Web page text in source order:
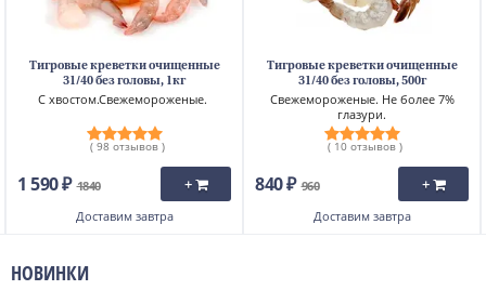
Тигровые креветки очищенные
31/40 без головы, 1кг
С хвостом.Свежемороженые.
( 98 отзывов )
1 590 ₽ 1840 +
Доставим завтра
Тигровые креветки очищенные
31/40 без головы, 500г
Свежемороженые. Не более 7%
глазури.
( 10 отзывов )
840 ₽ 960 +
Доставим завтра
НОВИНКИ